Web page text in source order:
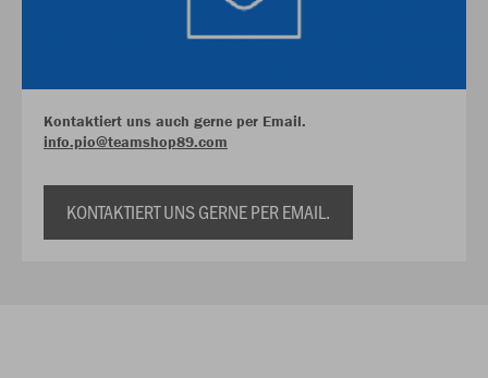
Kontaktiert uns auch gerne per Email.
info.pio@teamshop89.com
KONTAKTIERT UNS GERNE PER EMAIL.